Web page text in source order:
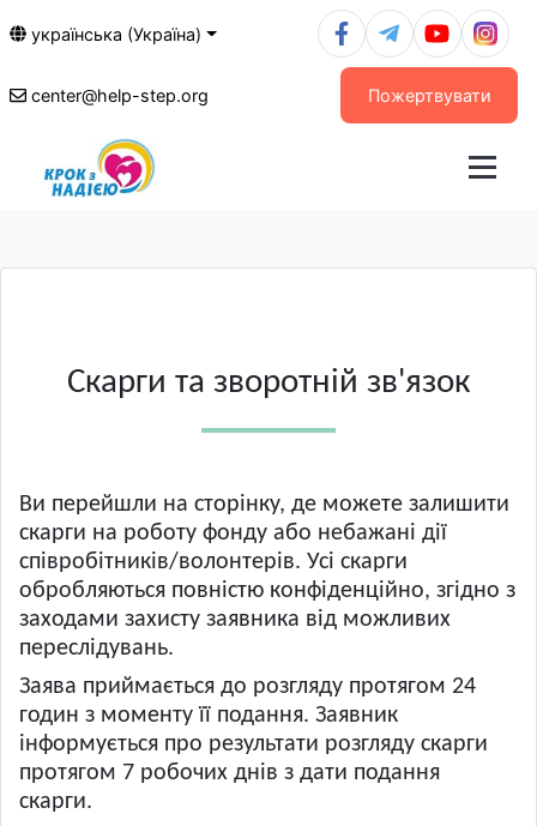
українська (Україна)
center@help-step.org Пожертвувати
Скарги та зворотній зв'язок
Ви перейшли на сторінку, де можете залишити
скарги на роботу фонду або небажані дії
співробітників/волонтерів. Усі скарги
обробляються повністю конфіденційно, згідно з
заходами захисту заявника від можливих
переслідувань.
Заява приймається до розгляду протягом 24
годин з моменту її подання. Заявник
інформується про результати розгляду скарги
протягом 7 робочих днів з дати подання
скарги.